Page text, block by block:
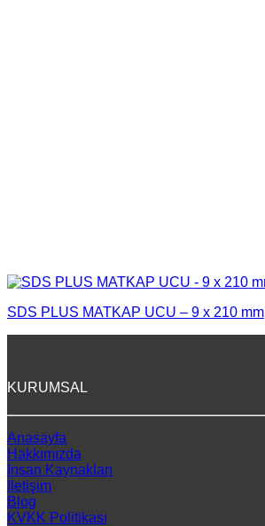
SDS PLUS MATKAP UCU – 9 x 210 mm
KURUMSAL
Anasayfa
Hakkımızda
İnsan Kaynakları
İletişim
Blog
KVKK Politikası